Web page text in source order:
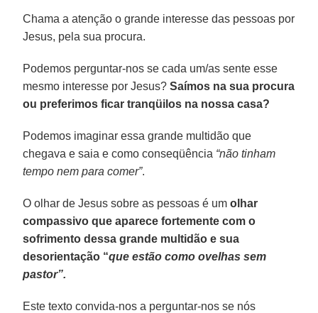
Chama a atenção o grande interesse das pessoas por
Jesus, pela sua procura.
Podemos perguntar-nos se cada um/as sente esse
mesmo interesse por Jesus?Saímos na sua procura
ou preferimos ficar tranqüilos na nossa casa?
Podemos imaginar essa grande multidão que
chegava e saia e como conseqüência “não tinham
tempo nem para comer”.
O olhar de Jesus sobre as pessoas é umolhar
compassivo que aparece fortemente com o
sofrimento dessa grande multidão e sua
desorientação “que estão como ovelhas sem
pastor”.
Este texto convida-nos a perguntar-nos se nós